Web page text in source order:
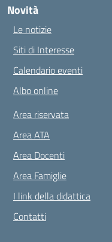
Novità
Le notizie
Siti di Interesse
Calendario eventi
Albo online
Area riservata
Area ATA
Area Docenti
Area Famiglie
I link della didattica
Contatti